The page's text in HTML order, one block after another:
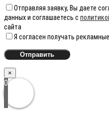
Отправляя заявку, Вы даете
данных и соглашаетесь с
сайта
Я согласен получать
×
0